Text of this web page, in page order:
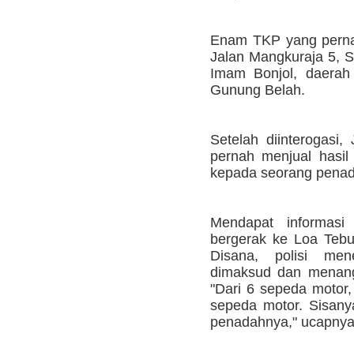
Enam TKP yang
Jalan Mangkuraja 5,
Imam Bonjol,
Gunung Belah.
Setelah diinterogasi,
pernah menjual
kepada seorang
Mendapat
bergerak ke Loa
Disana, polisi
dimaksud dan
"Dari 6 sepeda
sepeda motor.
penadahnya,"